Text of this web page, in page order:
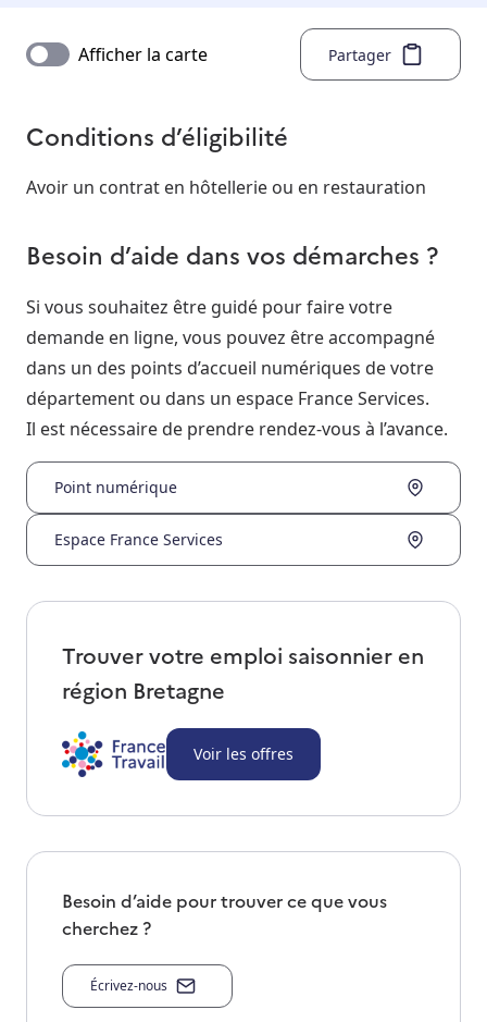
Afficher la carte Partager
Conditions d’éligibilité
Avoir un contrat en hôtellerie ou en restauration
Besoin d’aide dans vos démarches ?
Si vous souhaitez être guidé pour faire votre
demande en ligne, vous pouvez être accompagné
dans un des points d’accueil numériques de votre
département ou dans un espace France Services.
Il est nécessaire de prendre rendez-vous à l’avance.
Point numérique
Espace France Services
Trouver votre emploi saisonnier en
région Bretagne
Voir les offres
Besoin d’aide pour trouver ce que vous
cherchez ?
Écrivez-nous